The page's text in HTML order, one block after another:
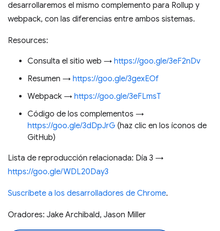
desarrollaremos el mismo complemento para Rollup y
webpack, con las diferencias entre ambos sistemas.
Resources:
Consulta el sitio web → https://goo.gle/3eF2nDv
Resumen → https://goo.gle/3gexEOf
Webpack → https://goo.gle/3eFLmsT
Código de los complementos →
https://goo.gle/3dDpJrG (haz clic en los íconos de
GitHub)
Lista de reproducción relacionada: Día 3 →
https://goo.gle/WDL20Day3
Suscríbete a los desarrolladores de Chrome.
Oradores: Jake Archibald, Jason Miller